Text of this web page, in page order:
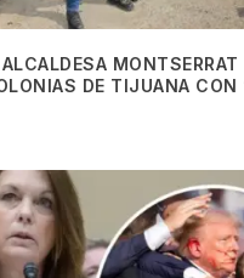
MONTSERRAT
DE TIJUANA CON